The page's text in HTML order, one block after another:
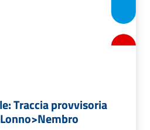
Traccia provvisoria